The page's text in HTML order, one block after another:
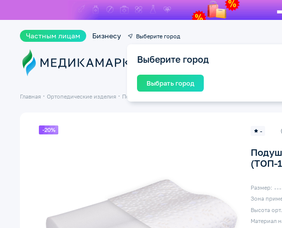
Частным лицам Бизнесу Выберите город
Выберите город
Выбрать город
Каталог
Главная Ортопедические изделия Подушки ортопедические
-20% -
(ТОП-
Размер:
Зона
Высота
Материал